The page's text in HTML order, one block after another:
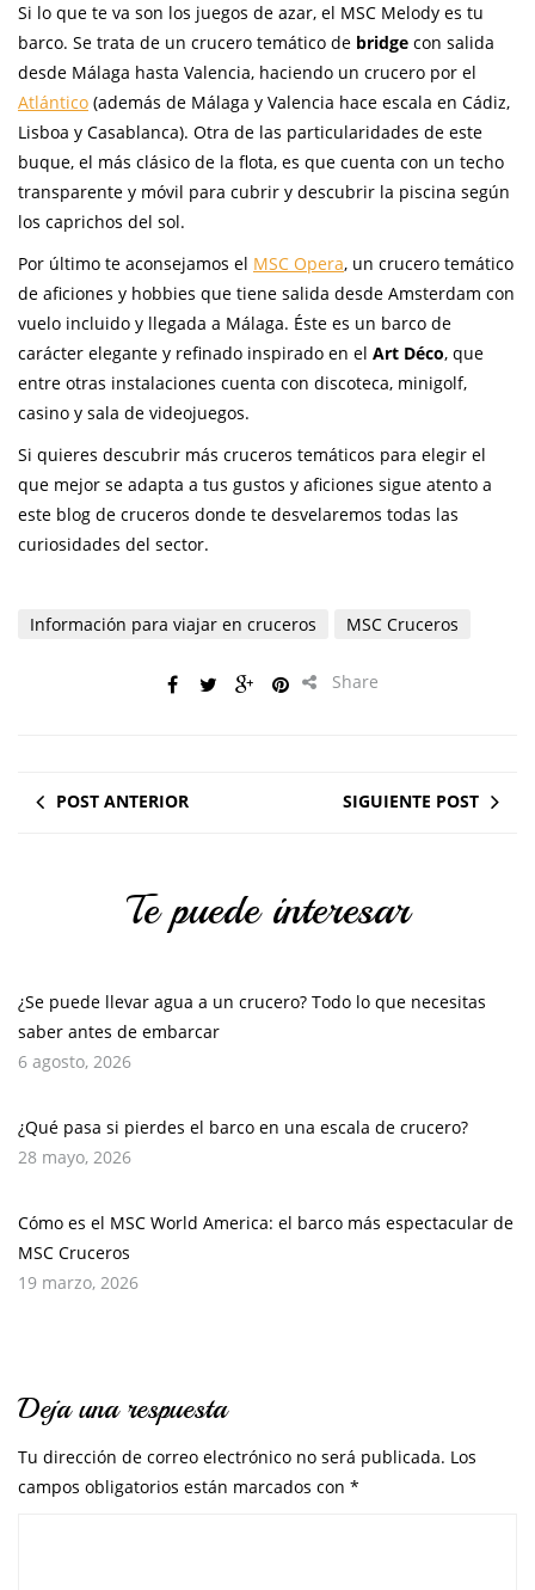
Si lo que te va son los juegos de azar, el MSC Melody es tu
barco. Se trata de un crucero temático de bridge con salida
desde Málaga hasta Valencia, haciendo un crucero por el
Atlántico (además de Málaga y Valencia hace escala en Cádiz,
Lisboa y Casablanca). Otra de las particularidades de este
buque, el más clásico de la flota, es que cuenta con un techo
transparente y móvil para cubrir y descubrir la piscina según
los caprichos del sol.
Por último te aconsejamos el MSC Opera, un crucero temático
de aficiones y hobbies que tiene salida desde Amsterdam con
vuelo incluido y llegada a Málaga. Éste es un barco de
carácter elegante y refinado inspirado en el Art Déco, que
entre otras instalaciones cuenta con discoteca, minigolf,
casino y sala de videojuegos.
Si quieres descubrir más cruceros temáticos para elegir el
que mejor se adapta a tus gustos y aficiones sigue atento a
este blog de cruceros donde te desvelaremos todas las
curiosidades del sector.
Información para viajar en cruceros MSC Cruceros
Share
POST ANTERIOR SIGUIENTE POST
Te puede interesar
¿Se puede llevar agua a un crucero? Todo lo que necesitas
saber antes de embarcar
6 agosto, 2026
¿Qué pasa si pierdes el barco en una escala de crucero?
28 mayo, 2026
Cómo es el MSC World America: el barco más espectacular de
MSC Cruceros
19 marzo, 2026
Deja una respuesta
Tu dirección de correo electrónico no será publicada. Los
campos obligatorios están marcados con *